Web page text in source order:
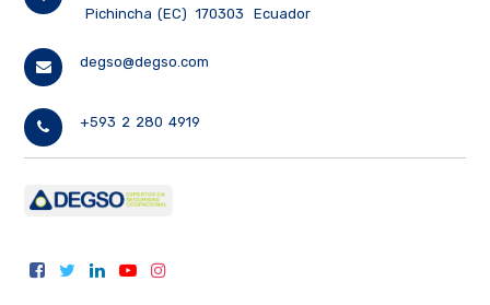
Pichincha (EC)
170303 Ecuador
degso@degso.com
+593 2 280 4919